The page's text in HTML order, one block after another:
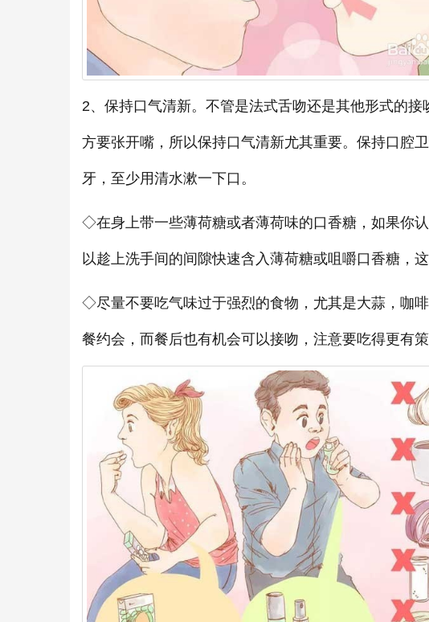
2、保持口气清新。不管是法式舌吻还是其他形式的
方要张开嘴，所以保持口气清新尤其重要。保持口腔
牙，至少用清水漱一下口。
◇在身上带一些薄荷糖或者薄荷味的口香糖，如果你
以趁上洗手间的间隙快速含入薄荷糖或咀嚼口香糖，
◇尽量不要吃气味过于强烈的食物，尤其是大蒜，咖
餐约会，而餐后也有机会可以接吻，注意要吃得更有策